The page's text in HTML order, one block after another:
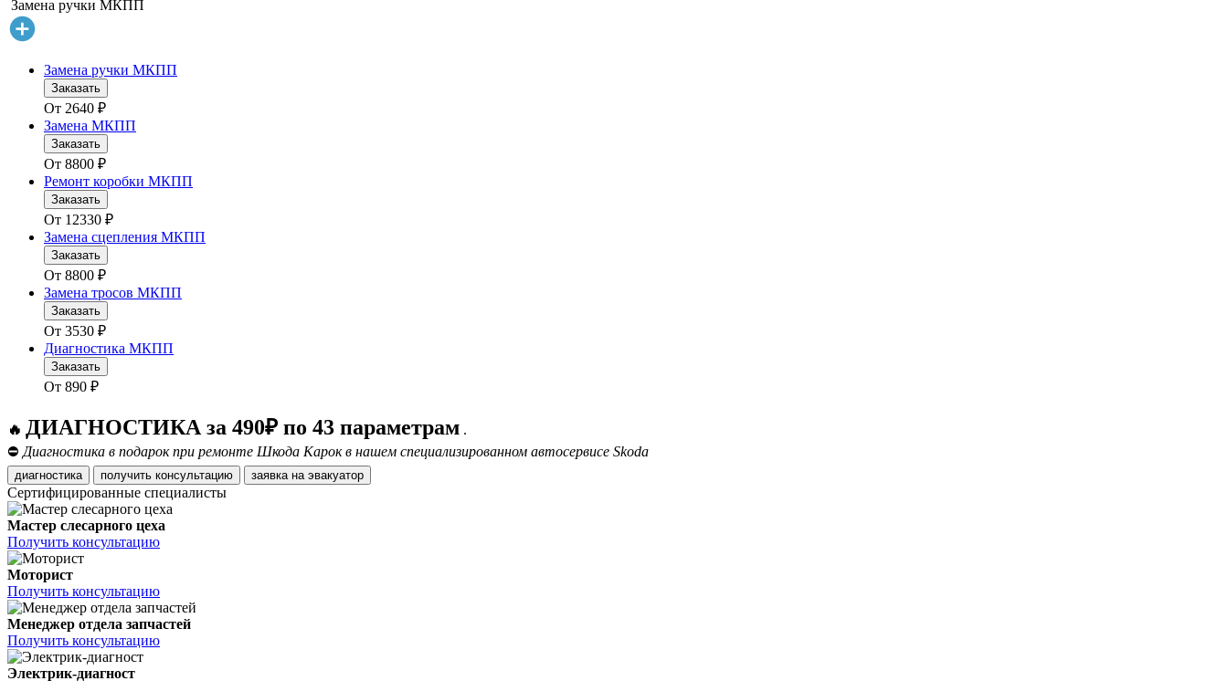
Замена ручки МКПП
Замена ручки МКПП
Заказать
От 2640 ₽
Замена МКПП
Заказать
От 8800 ₽
Ремонт коробки МКПП
Заказать
От 12330 ₽
Замена сцепления МКПП
Заказать
От 8800 ₽
Замена тросов МКПП
Заказать
От 3530 ₽
Диагностика МКПП
Заказать
От 890 ₽
🔥 ДИАГНОСТИКА за 490₽ по 43 параметрам .
⛔ Диагностика в подарок при ремонте Шкода Карок в нашем специализированном автосервисе Skoda
диагностика получить консультацию заявка на эвакуатор
Сертифицированные специалисты
Мастер слесарного цеха
Получить консультацию
Моторист
Получить консультацию
Менеджер отдела запчастей
Получить консультацию
Электрик-диагност